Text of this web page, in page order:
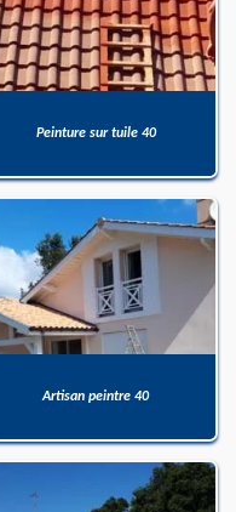
Peinture sur tuile 40
Artisan peintre 40